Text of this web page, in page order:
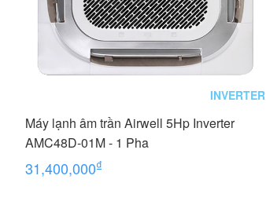
INVERTER
Máy lạnh âm trần Airwell 5Hp Inverter
AMC48D-01M - 1 Pha
31,400,000₫